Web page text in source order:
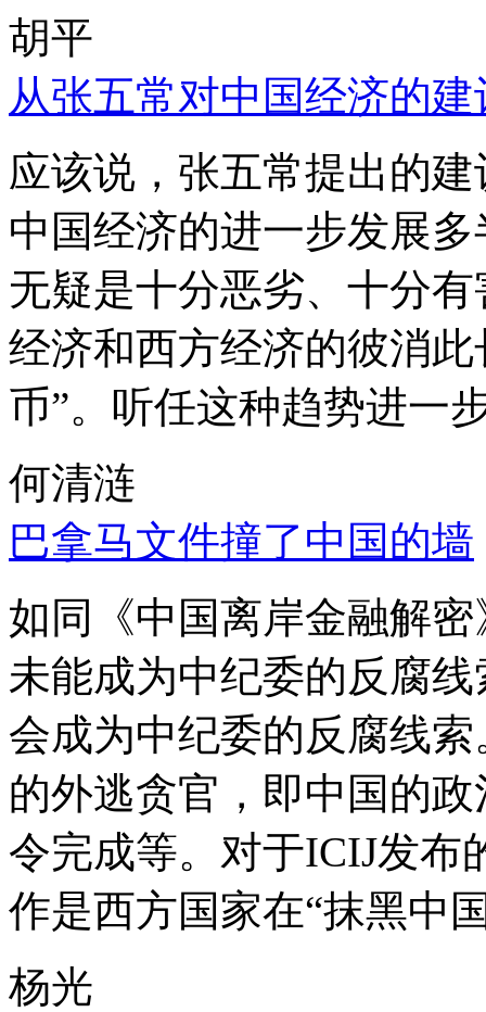
胡平
从张五常对中国经济的
应该说，张五常提出的
中国经济的进一步发展
无疑是十分恶劣、十分
经济和西方经济的彼消
币”。听任这种趋势进一
何清涟
巴拿马文件撞了中国的墙
如同《中国离岸金融解
未能成为中纪委的反腐
会成为中纪委的反腐线
的外逃贪官，即中国的
令完成等。对于ICIJ发布
作是西方国家在“抹黑中
杨光